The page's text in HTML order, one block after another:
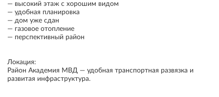
— высокий этаж с хорошим видом
— удобная планировка
— дом уже сдан
— газовое отопление
— перспективный район
Локация:
Район Академия МВД — удобная транспортная развязка и
развитая инфраструктура.